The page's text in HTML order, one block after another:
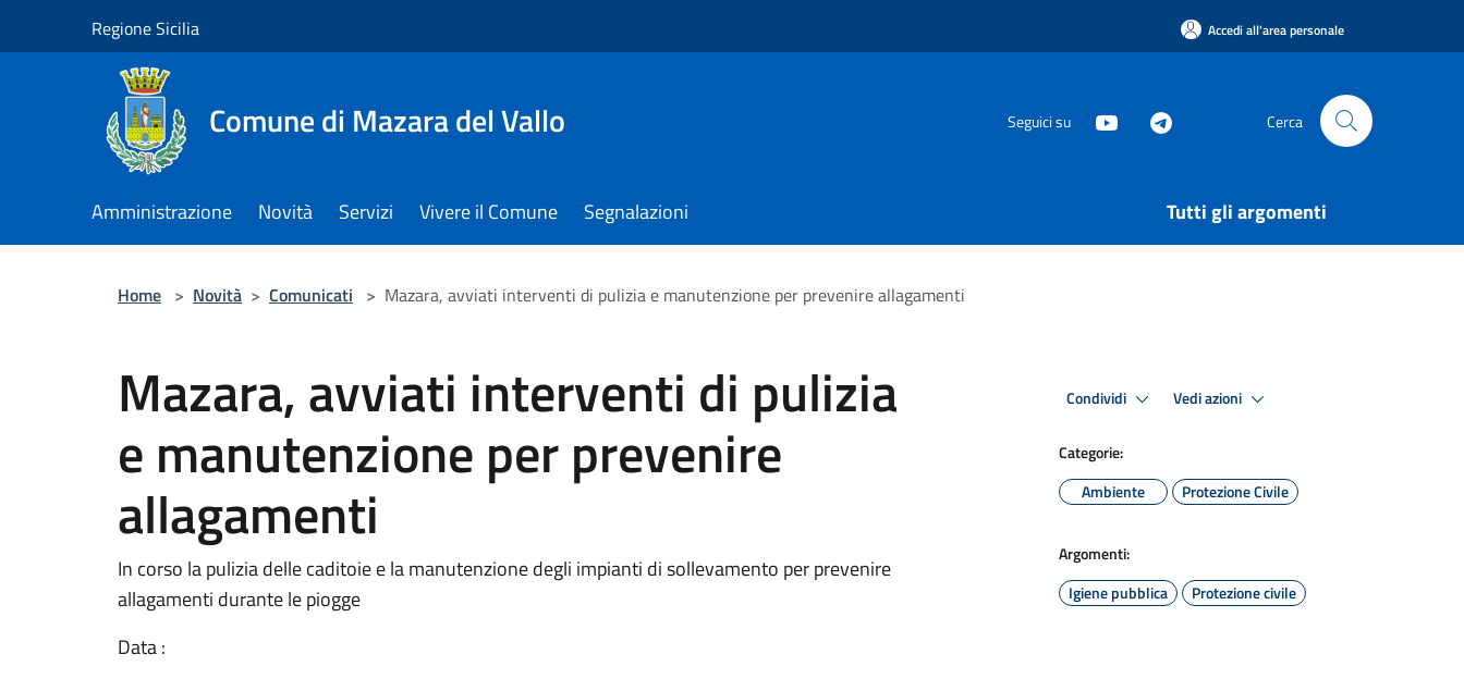
Regione Sicilia Accedi all'area personale
Comune di Mazara del Vallo Seguici su Cerca
Amministrazione Novità Servizi Vivere il Comune Segnalazioni Tutti gli argomenti
Home > Novità > Comunicati > Mazara, avviati interventi di pulizia e manutenzione per prevenire allagamenti
Mazara, avviati interventi di pulizia
e manutenzione per prevenire
allagamenti
In corso la pulizia delle caditoie e la manutenzione degli impianti di sollevamento per prevenire
allagamenti durante le piogge
Data :
Condividi Vedi azioni
Categorie:
Ambiente
Protezione Civile
Argomenti:
Igiene pubblica
Protezione civile